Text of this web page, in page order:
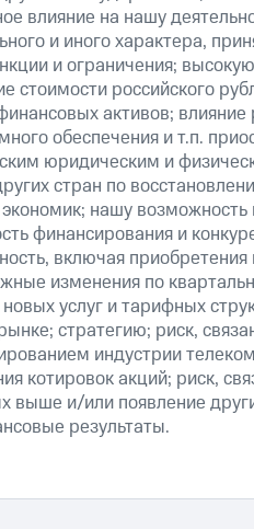
влияние на нашу
и иного характера,
и ограничения;
стоимости российского
активов;
обеспечения и т.п.
юридическим и
стран по
нашу
финансирования и
включая
изменения по
услуг и тарифных
стратегию; риск,
индустрии
котировок акций; риск,
выше и/или появление
результаты.